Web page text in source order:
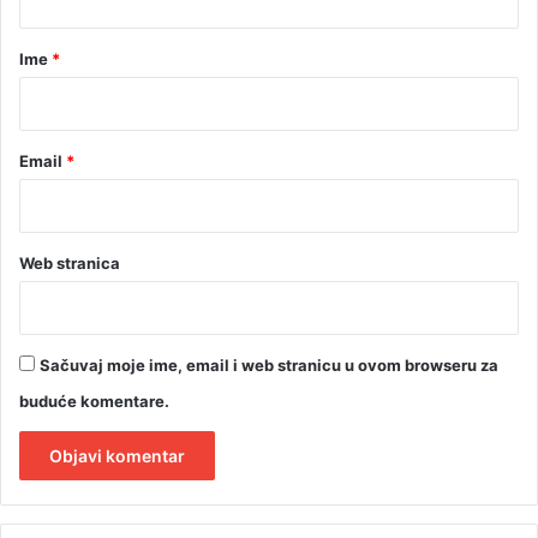
r
Ime *
Email *
Web stranica
Sačuvaj moje ime, email i web stranicu u ovom browseru za
buduće komentare.